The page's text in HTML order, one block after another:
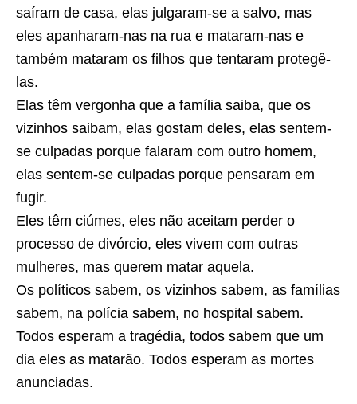
saíram de casa, elas julgaram-se a salvo, mas
eles apanharam-nas na rua e mataram-nas e
também mataram os filhos que tentaram protegê-
las.
Elas têm vergonha que a família saiba, que os
vizinhos saibam, elas gostam deles, elas sentem-
se culpadas porque falaram com outro homem,
elas sentem-se culpadas porque pensaram em
fugir.
Eles têm ciúmes, eles não aceitam perder o
processo de divórcio, eles vivem com outras
mulheres, mas querem matar aquela.
Os políticos sabem, os vizinhos sabem, as famílias
sabem, na polícia sabem, no hospital sabem.
Todos esperam a tragédia, todos sabem que um
dia eles as matarão. Todos esperam as mortes
anunciadas.